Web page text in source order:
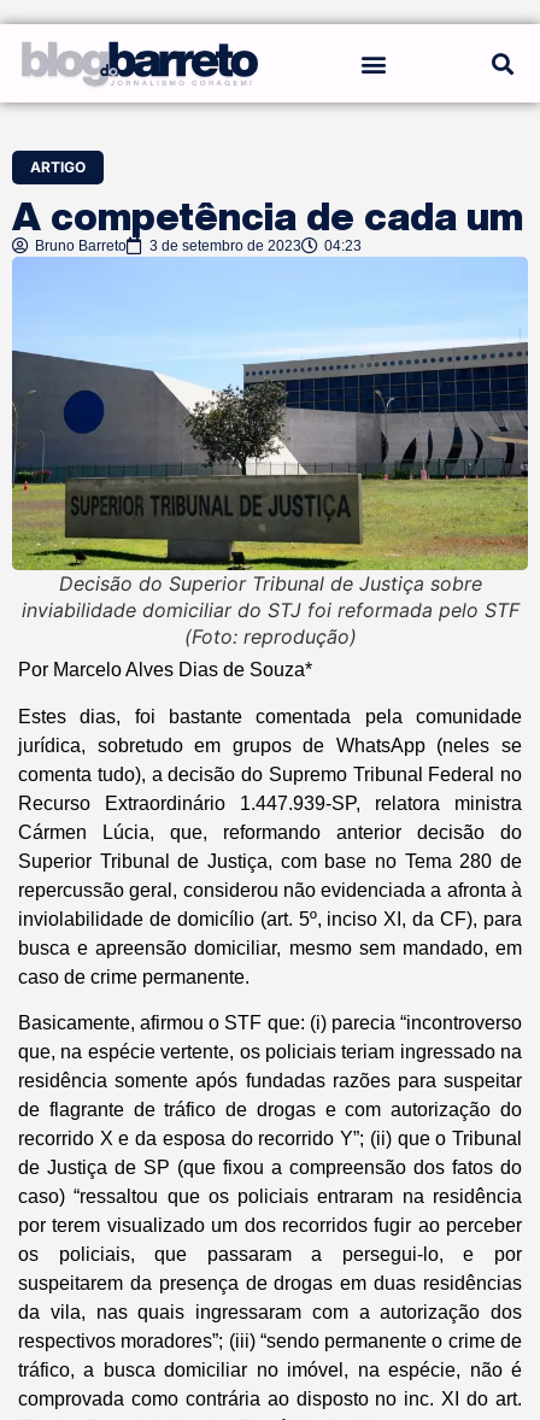
ARTIGO
A competência de cada um
Bruno Barreto 3 de setembro de 2023 04:23
Decisão do Superior Tribunal de Justiça sobre
inviabilidade domiciliar do STJ foi reformada pelo STF
(Foto: reprodução)
Por Marcelo Alves Dias de Souza*
Estes dias, foi bastante comentada pela comunidade
jurídica, sobretudo em grupos de WhatsApp (neles se
comenta tudo), a decisão do Supremo Tribunal Federal no
Recurso Extraordinário 1.447.939-SP, relatora ministra
Cármen Lúcia, que, reformando anterior decisão do
Superior Tribunal de Justiça, com base no Tema 280 de
repercussão geral, considerou não evidenciada a afronta à
inviolabilidade de domicílio (art. 5º, inciso XI, da CF), para
busca e apreensão domiciliar, mesmo sem mandado, em
caso de crime permanente.
Basicamente, afirmou o STF que: (i) parecia “incontroverso
que, na espécie vertente, os policiais teriam ingressado na
residência somente após fundadas razões para suspeitar
de flagrante de tráfico de drogas e com autorização do
recorrido X e da esposa do recorrido Y”; (ii) que o Tribunal
de Justiça de SP (que fixou a compreensão dos fatos do
caso) “ressaltou que os policiais entraram na residência
por terem visualizado um dos recorridos fugir ao perceber
os policiais, que passaram a persegui-lo, e por
suspeitarem da presença de drogas em duas residências
da vila, nas quais ingressaram com a autorização dos
respectivos moradores”; (iii) “sendo permanente o crime de
tráfico, a busca domiciliar no imóvel, na espécie, não é
comprovada como contrária ao disposto no inc. XI do art.